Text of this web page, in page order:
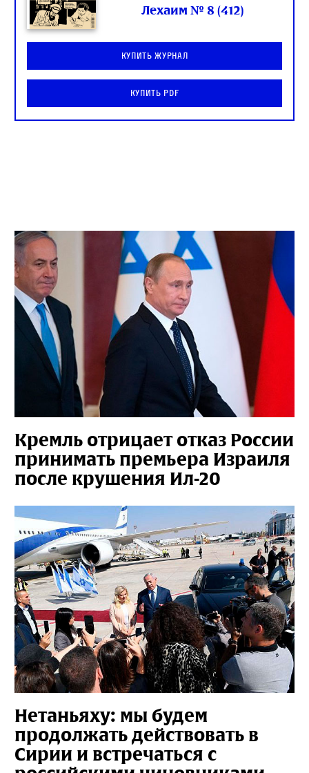
Лехаим № 8 (412)
Купить журнал
Купить PDF
Кремль отрицает отказ России
принимать премьера Израиля
после крушения Ил-20
Нетаньяху: мы будем
продолжать действовать в
Сирии и встречаться с